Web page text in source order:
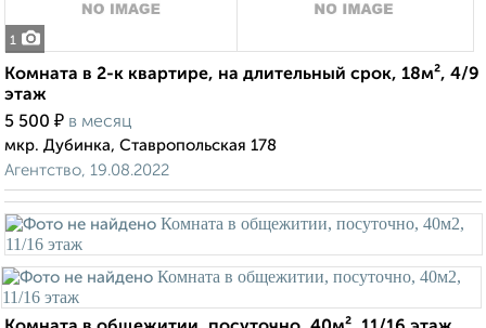
1
Комната в 2-к квартире, на длительный срок, 18м², 4/9
этаж
5 500 ₽ в месяц
мкр. Дубинка, Ставропольская 178
Агентство, 19.08.2022